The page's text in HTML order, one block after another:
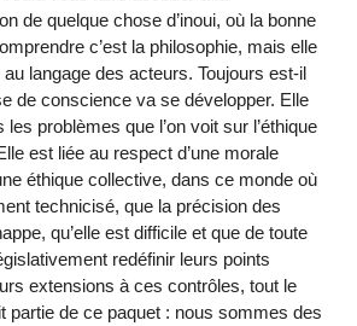
de quelque chose d’inoui, où la bonne
c’est la philosophie, mais elle
langage des acteurs. Toujours est-il
de conscience va se développer. Elle
les problèmes que l’on voit sur l’éthique
est liée au respect d’une morale
éthique collective, dans ce monde où
technicisé, que la précision des
qu’elle est difficile et que de toute
redéfinir leurs points
extensions à ces contrôles, tout le
partie de ce paquet : nous sommes des